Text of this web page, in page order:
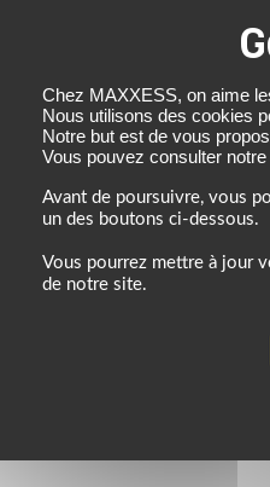
Chez MAXXESS, on aime
Nous utilisons des cookies
Notre but est de vous
Vous pouvez consulter
Avant de poursuivre, vous
un des boutons ci-dessous.
Vous pourrez mettre à jour
de notre site.